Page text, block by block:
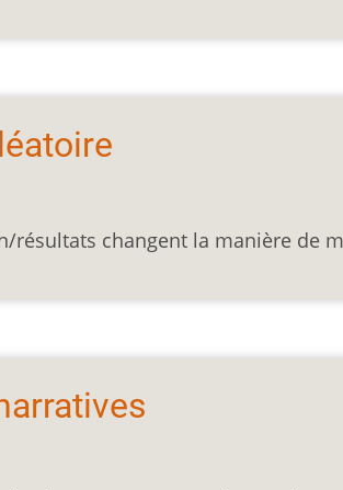
résultats changent la manière de